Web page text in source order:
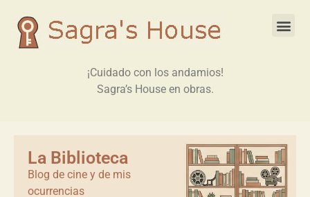
¡Cuidado con los andamios!
Sagra’s House en obras.
La Biblioteca
Blog de cine y de mis
ocurrencias